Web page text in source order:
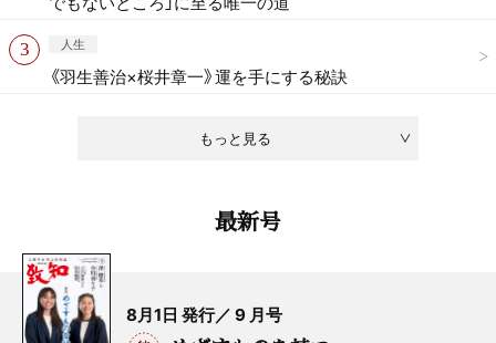
もっと見る
人生
《羽生善治×桜井章一》運を手にする秘訣
最新号
8月1日 発行／ 9 月号